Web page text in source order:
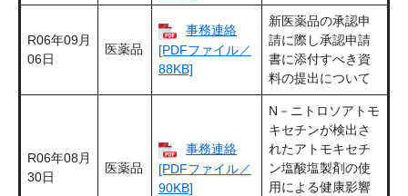
R06年09月
06日
医薬品
事務連絡
[PDFファイル／
88KB]
新医薬品の承認申
請に際し承認申請
書に添付すべき資
料の提出について
R06年08月
30日
医薬品
事務連絡
[PDFファイル／
90KB]
N－ニトロソアトモ
キセチンが検出さ
れたアトモキセチ
ン塩酸塩製剤の使
用による健康影響